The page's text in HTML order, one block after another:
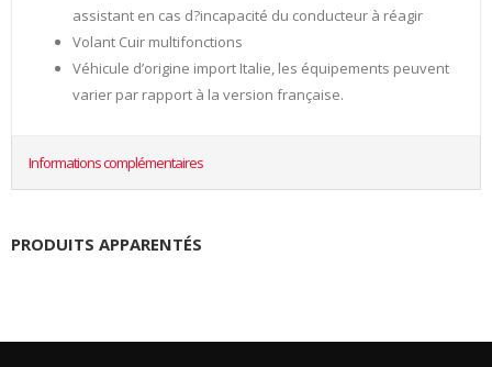
assistant en cas d?incapacité du conducteur à réagir
Volant Cuir multifonctions
Véhicule d’origine import Italie, les équipements peuvent
varier par rapport à la version française.
Informations complémentaires
PRODUITS APPARENTÉS